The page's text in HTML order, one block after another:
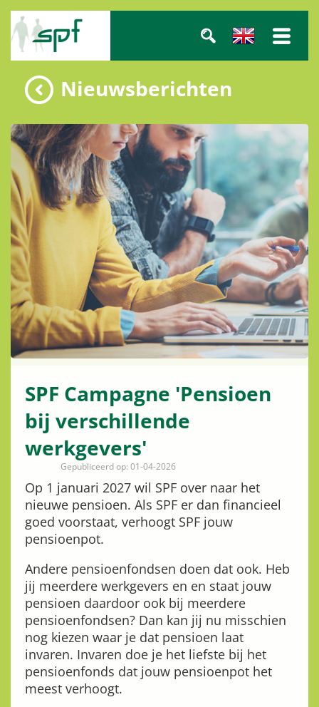
Nieuwsberichten
SPF Campagne 'Pensioen
bij verschillende
werkgevers'
Gepubliceerd op: 01-04-2026
Op 1 januari 2027 wil SPF over naar het
nieuwe pensioen. Als SPF er dan financieel
goed voorstaat, verhoogt SPF jouw
pensioenpot.
Andere pensioenfondsen doen dat ook. Heb
jij meerdere werkgevers en en staat jouw
pensioen daardoor ook bij meerdere
pensioenfondsen? Dan kan jij nu misschien
nog kiezen waar je dat pensioen laat
invaren. Invaren doe je het liefste bij het
pensioenfonds dat jouw pensioenpot het
meest verhoogt.